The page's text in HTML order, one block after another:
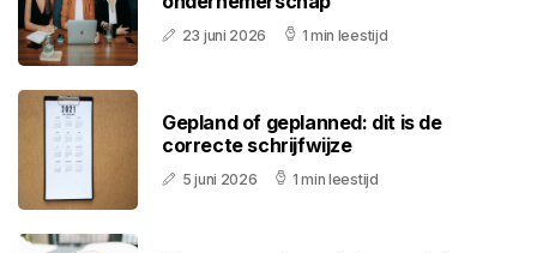
23 juni 2026 1 min leestijd
Gepland of geplanned: dit is de
correcte schrijfwijze
5 juni 2026 1 min leestijd